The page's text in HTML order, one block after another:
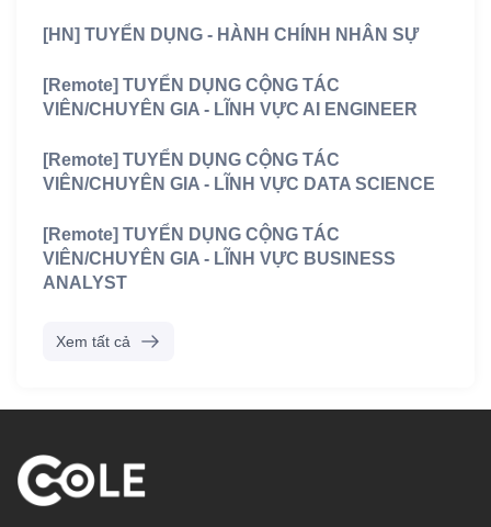
[HN] TUYỂN DỤNG - HÀNH CHÍNH NHÂN SỰ
[Remote] TUYỂN DỤNG CỘNG TÁC
VIÊN/CHUYÊN GIA - LĨNH VỰC AI ENGINEER
[Remote] TUYỂN DỤNG CỘNG TÁC
VIÊN/CHUYÊN GIA - LĨNH VỰC DATA SCIENCE
[Remote] TUYỂN DỤNG CỘNG TÁC
VIÊN/CHUYÊN GIA - LĨNH VỰC BUSINESS
ANALYST
Xem tất cả